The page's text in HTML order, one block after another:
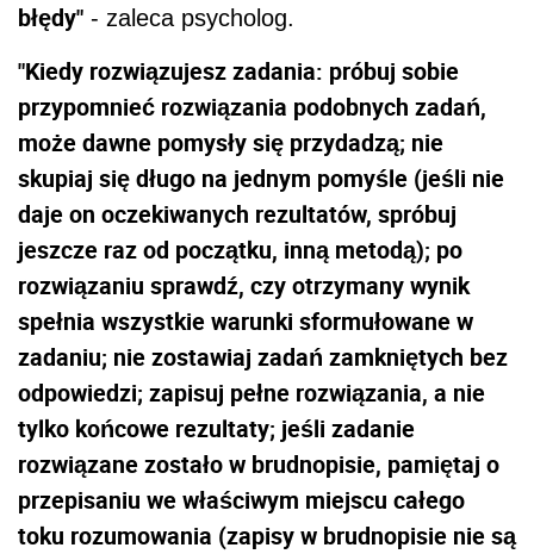
błędy" - zaleca psycholog.
"Kiedy rozwiązujesz zadania: próbuj sobie
przypomnieć rozwiązania podobnych zadań,
może dawne pomysły się przydadzą; nie
skupiaj się długo na jednym pomyśle (jeśli nie
daje on oczekiwanych rezultatów, spróbuj
jeszcze raz od początku, inną metodą); po
rozwiązaniu sprawdź, czy otrzymany wynik
spełnia wszystkie warunki sformułowane w
zadaniu; nie zostawiaj zadań zamkniętych bez
odpowiedzi; zapisuj pełne rozwiązania, a nie
tylko końcowe rezultaty; jeśli zadanie
rozwiązane zostało w brudnopisie, pamiętaj o
przepisaniu we właściwym miejscu całego
toku rozumowania (zapisy w brudnopisie nie są